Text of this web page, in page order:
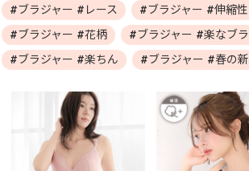
#ブラジャー #レース
#ブラジャー #伸縮性
#ブラジャー #花柄
#ブラジャー #楽なブラ
#ブラジャー #楽ちん
#ブラジャー #春の